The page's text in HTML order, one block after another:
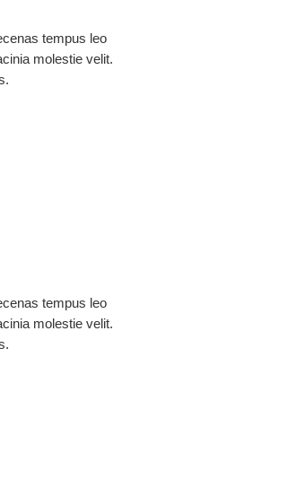
tempus leo
molestie velit.
tempus leo
molestie velit.